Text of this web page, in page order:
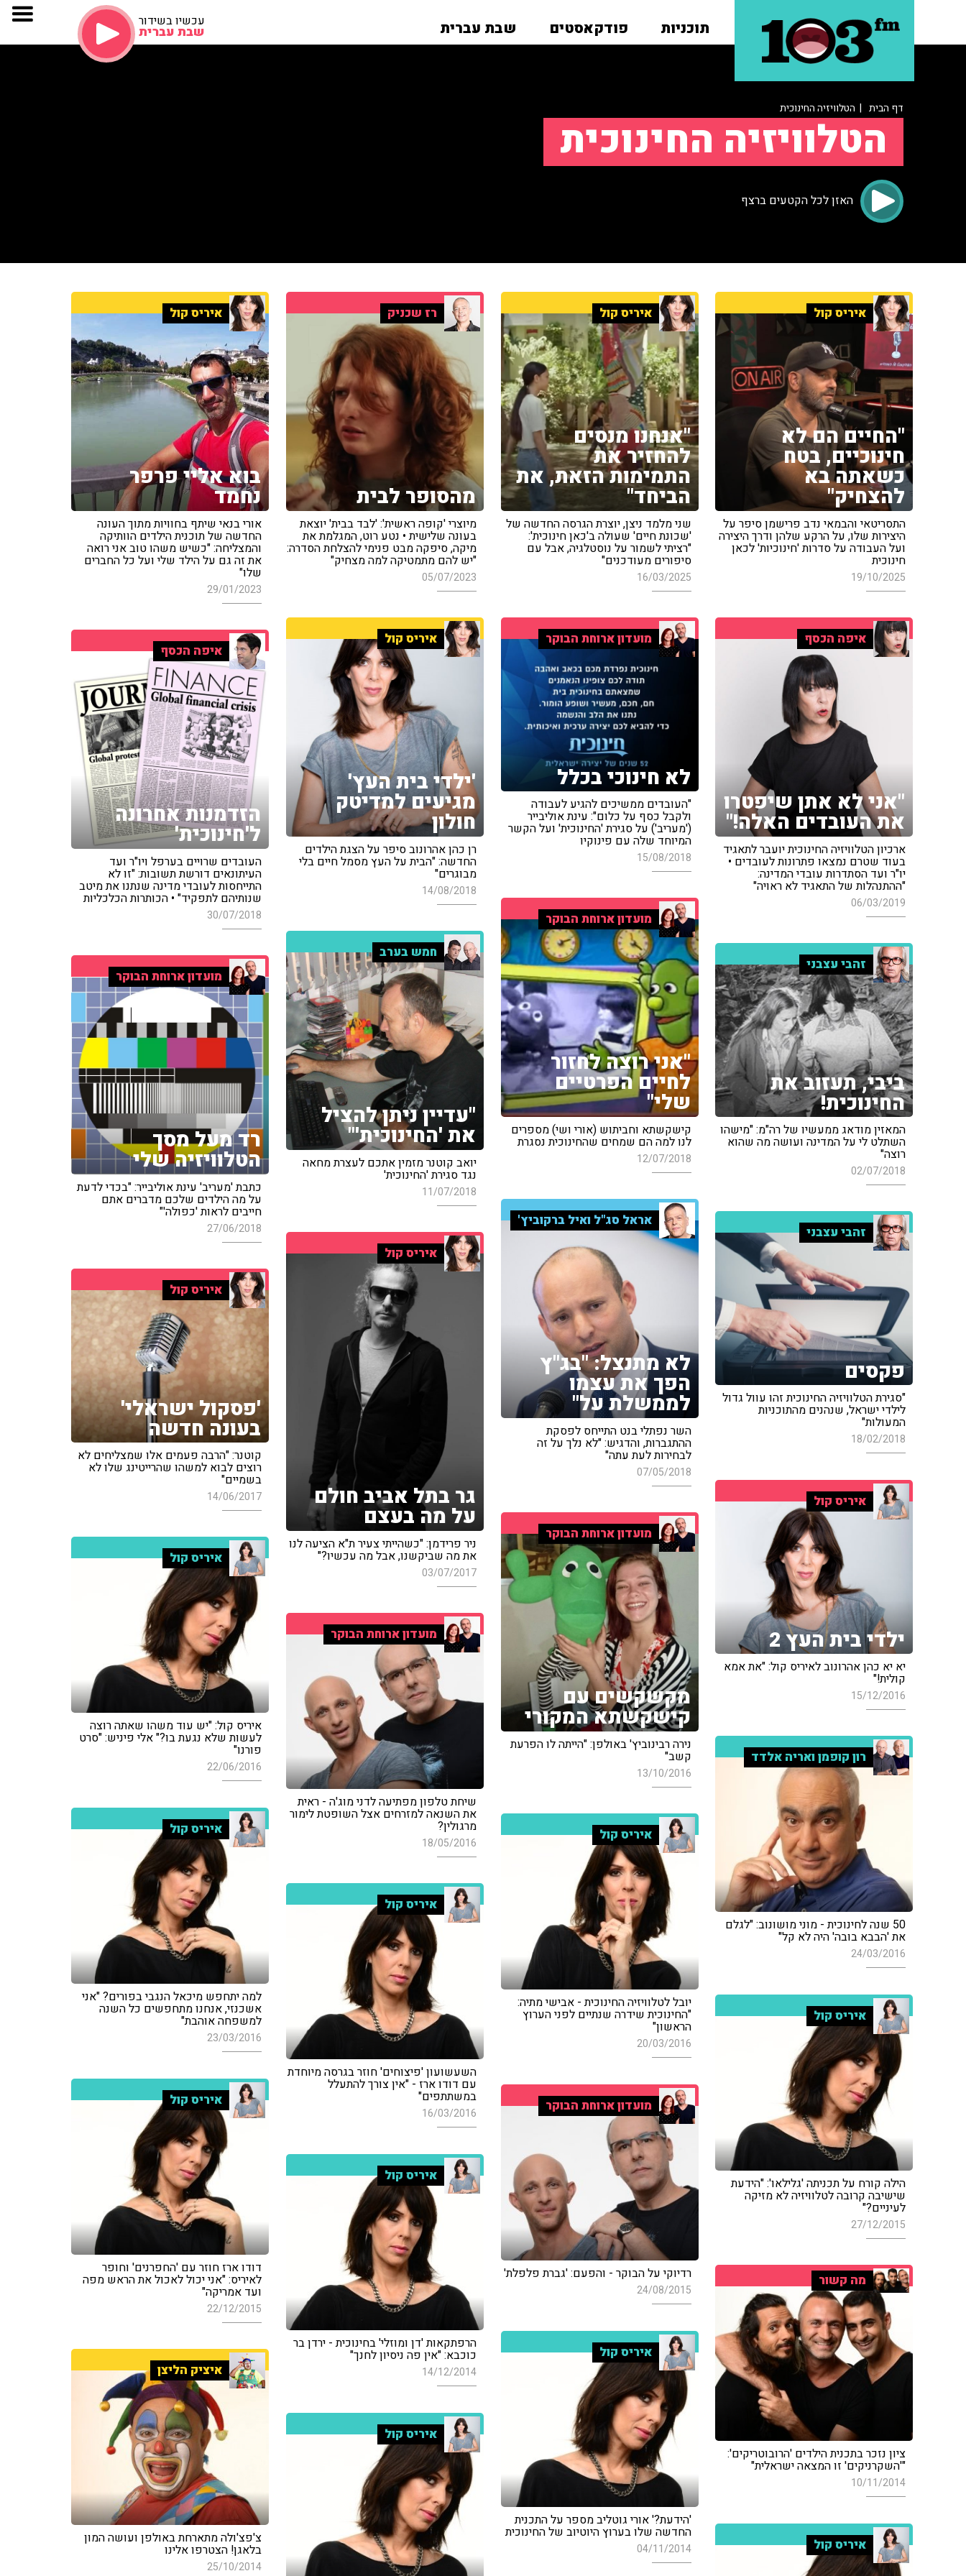
תוכניות פודקאסטים שבת עברית עכשיו בשידור
שבת עברית
דף הבית | הטלוויזיה החינוכית
הטלוויזיה החינוכית
האזן לכל הקטעים ברצף
איריס קול
"החיים הם לא
חינוכיים, בטח
כשאתה בא
להצחיק"
התסריטאי והבמאי נדב פרישמן סיפר על
היצירות שלו, על הרקע שלהן ודרך היצירה
ועל העבודה על סדרות 'חינוכיות' לכאן
חינוכית
19/10/2025
איריס קול
"אנחנו מנסים
להחזיר את
התמימות הזאת, את
הביחד"
שני מלמד ניצן, יוצרת הגרסה החדשה של
'שכונת חיים' שעולה ב'כאן חינוכית':
"רציתי לשמור על נוסטלגיה, אבל עם
סיפורים מעודכנים"
16/03/2025
רז שכניק
מהסופר לבית
מיוצרי 'קופה ראשית': 'לבד בבית' יוצאת
בעונה שלישית • נטע רוט, המגלמת את
מיקה, סיפקה מבט פנימי להצלחת הסדרה:
"יש להם מתמטיקה למה מצחיק"
05/07/2023
איריס קול
בוא אליי פרפר
נחמד
אורי בנאי שיתף בחוויות מתוך העונה
החדשה של תוכנית הילדים הוותיקה
והמצליחה: "כשיש משהו טוב אני רואה
את זה גם על הילד שלי ועל כל החברים
שלו"
29/01/2023
איפה הכסף
"אני לא אתן שיפטרו
את העובדים האלה!"
ארכיון הטלוויזיה החינוכית יועבר לתאגיד
בעוד שטרם נמצאו פתרונות לעובדים •
יו"ר ועד הסתדרות עובדי המדינה:
"ההתנהלות של התאגיד לא ראויה"
06/03/2019
מועדון ארוחת הבוקר
לא חינוכי בכלל
"העובדים ממשיכים להגיע לעבודה
ולקבל כסף על כלום": עינת אוליבייר
('מעריב') על סגירת 'החינוכית' ועל הקשר
המיוחד שלה עם פינוקיו
15/08/2018
איריס קול
'ילדי בית העץ'
מגיעים למדיטק
חולון
רן כהן אהרונוב סיפר על הצגת הילדים
החדשה: "הבית על העץ מסמל חיים בלי
מבוגרים"
14/08/2018
איפה הכסף
הזדמנות אחרונה
ל'חינוכית'
העובדים שרויים בערפל ויו"ר ועד
העיתונאים דורשת תשובות: "זו לא
התייחסות לעובדי מדינה שנתנו את מיטב
שנותיהם לתפקיד" • הכותרות הכלכליות
30/07/2018 מועדון ארוחת הבוקר
"אני רוצה לחזור
לחיים הפרטיים
שלי"
קישקשתא וחביתוש (אורי ושי) מספרים
לנו למה הם שמחים שהחינוכית נסגרת
12/07/2018
חמש בערב
"עדיין ניתן להציל
את 'החינוכית'"
יואב קוטנר מזמין אתכם לעצרת מחאה
נגד סגירת 'החינוכית'
11/07/2018
זהבי עצבני
ביבי, תעזוב את
החינוכית!
המאזין מודאג ממעשיו של רה"מ: "מישהו
השתלט לי על המדינה ועושה מה שהוא
רוצה"
02/07/2018
מועדון ארוחת הבוקר
רד מעל מסך
הטלוויזיה שלי
כתבת 'מעריב' עינת אוליבייר: "בכדי לדעת
על מה הילדים שלכם מדברים אתם
חייבים לראות 'כפולה'"
27/06/2018 אראל סג"ל ואיל ברקוביץ'
לא מתנצל: "בג"ץ
הפך את עצמו
לממשלת על"
השר נפתלי בנט התייחס לפסקת
ההתגברות, והדגיש: "לא נלך על זה
לבחירות לעת עתה"
07/05/2018
זהבי עצבני
פקסים
"סגירת הטלוויזיה החינוכית זהו עוול גדול
לילדי ישראל, שנהנים מהתוכניות
המעולות"
18/02/2018
איריס קול
גר בתל אביב חולם
על מה בעצם
ניר פרידמן: "כשהייתי צעיר ת"א הציעה לנו
את מה שביקשנו, אבל מה עכשיו?"
03/07/2017
איריס קול
'פסקול ישראלי'
בעונה חדשה
קוטנר: "הרבה פעמים אלו שמצליחים לא
רוצים לבוא למשהו שהרייטינג שלו לא
בשמיים"
14/06/2017 איריס קול
ילדי בית העץ 2
יא יא כהן אהרונוב לאיריס קול: "את אמא
קולית!"
15/12/2016
מועדון ארוחת הבוקר
מקשקשים עם
קישקשתא המקורי
נירה רבינוביץ' באולפן: "הייתה לו הפרעת
קשב"
13/10/2016
איריס קול
איריס קול: "יש עוד משהו שאתה רוצה
לעשות שלא נגעת בו?" אלי פיניש: "סרט
פורנו"
22/06/2016
מועדון ארוחת הבוקר
שיחת טלפון מפתיעה לדני מוג'ה - ראית
את השנאה למזרחים אצל השופטת לימור
מרגולין?
18/05/2016
רון קופמן ואריה אלדד
50 שנה לחינוכית - מוני מושונוב: "לגלם
את 'הבבא בובה' היה לא קל"
24/03/2016
איריס קול
למה יתחפש מיכאל הנגבי בפורים? "אני
אשכנזי, אנחנו מתחפשים כל השנה
למשפחה אוהבת"
23/03/2016
איריס קול
יובל לטלוויזיה החינוכית - אבישי מתיה:
"החינוכית שידרה שנתיים לפני הערוץ
הראשון"
20/03/2016
איריס קול
השעשועון 'פיצוחים' חוזר בגרסה מיוחדת
עם דודו ארז - "אין צורך להתעלל
במשתתפים"
16/03/2016
איריס קול
הילה קורח על תכניתה 'גלילאו': "הידעת
שישיבה קרובה לטלוויזיה לא מזיקה
לעיניים?"
27/12/2015
איריס קול
דודו ארז חוזר עם 'החפרנים' וחופר
לאיריס: "אני יכול לאכול את הראש מפה
ועד אמריקה"
22/12/2015
מועדון ארוחת הבוקר
רדיוקי על הבוקר - והפעם: 'גברת פלפלת'
24/08/2015
איריס קול
הרפתקאות 'דן ומוזלי' בחינוכית - ירדן בר
כוכבא: "אין פה ניסיון לחנך"
14/12/2014
מה קשור
ציון נזכר בתכנית הילדים 'הרובוטריקים':
"'השקרניקים' זו המצאה ישראלית"
10/11/2014
איריס קול
'הידעת?' אורי גוטליב מספר על התכנית
החדשה שלו בערוץ היוטיוב של החינוכית
04/11/2014
איציק הליצן
צ'פצ'ולה מתארחת באולפן ועושה המון
בלאגן! הצטרפו אלינו
25/10/2014
איריס קול
איריס קול